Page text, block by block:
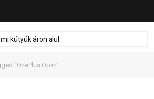
kütyük áron alul
"OnePlus Open"